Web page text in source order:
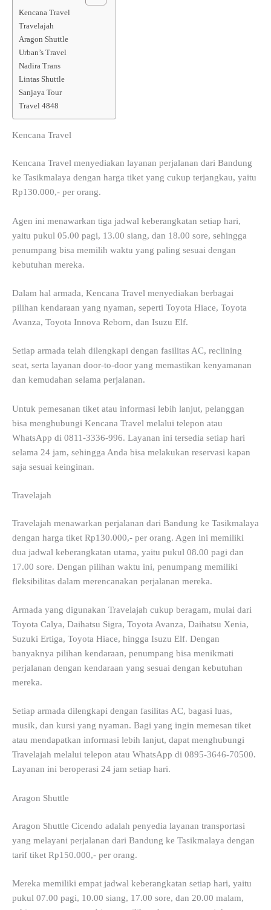
Kencana Travel
Travelajah
Aragon Shuttle
Urban’s Travel
Nadira Trans
Lintas Shuttle
Sanjaya Tour
Travel 4848
Kencana Travel
Kencana Travel menyediakan layanan perjalanan dari Bandung
ke Tasikmalaya dengan harga tiket yang cukup terjangkau, yaitu
Rp130.000,- per orang.
Agen ini menawarkan tiga jadwal keberangkatan setiap hari,
yaitu pukul 05.00 pagi, 13.00 siang, dan 18.00 sore, sehingga
penumpang bisa memilih waktu yang paling sesuai dengan
kebutuhan mereka.
Dalam hal armada, Kencana Travel menyediakan berbagai
pilihan kendaraan yang nyaman, seperti Toyota Hiace, Toyota
Avanza, Toyota Innova Reborn, dan Isuzu Elf.
Setiap armada telah dilengkapi dengan fasilitas AC, reclining
seat, serta layanan door-to-door yang memastikan kenyamanan
dan kemudahan selama perjalanan.
Untuk pemesanan tiket atau informasi lebih lanjut, pelanggan
bisa menghubungi Kencana Travel melalui telepon atau
WhatsApp di 0811-3336-996. Layanan ini tersedia setiap hari
selama 24 jam, sehingga Anda bisa melakukan reservasi kapan
saja sesuai keinginan.
Travelajah
Travelajah menawarkan perjalanan dari Bandung ke Tasikmalaya
dengan harga tiket Rp130.000,- per orang. Agen ini memiliki
dua jadwal keberangkatan utama, yaitu pukul 08.00 pagi dan
17.00 sore. Dengan pilihan waktu ini, penumpang memiliki
fleksibilitas dalam merencanakan perjalanan mereka.
Armada yang digunakan Travelajah cukup beragam, mulai dari
Toyota Calya, Daihatsu Sigra, Toyota Avanza, Daihatsu Xenia,
Suzuki Ertiga, Toyota Hiace, hingga Isuzu Elf. Dengan
banyaknya pilihan kendaraan, penumpang bisa menikmati
perjalanan dengan kendaraan yang sesuai dengan kebutuhan
mereka.
Setiap armada dilengkapi dengan fasilitas AC, bagasi luas,
musik, dan kursi yang nyaman. Bagi yang ingin memesan tiket
atau mendapatkan informasi lebih lanjut, dapat menghubungi
Travelajah melalui telepon atau WhatsApp di 0895-3646-70500.
Layanan ini beroperasi 24 jam setiap hari.
Aragon Shuttle
Aragon Shuttle Cicendo adalah penyedia layanan transportasi
yang melayani perjalanan dari Bandung ke Tasikmalaya dengan
tarif tiket Rp150.000,- per orang.
Mereka memiliki empat jadwal keberangkatan setiap hari, yaitu
pukul 07.00 pagi, 10.00 siang, 17.00 sore, dan 20.00 malam,